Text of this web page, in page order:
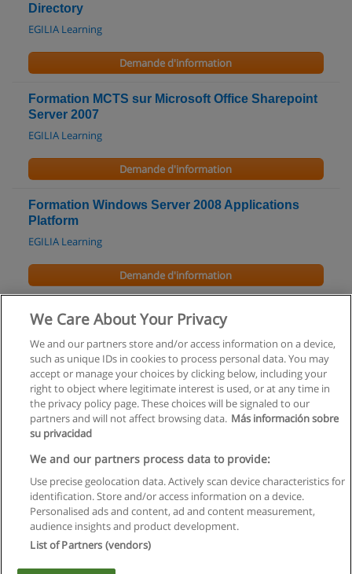
Directory
EGILIA Learning
Demande d'information
Formation MCTS sur Microsoft Office Sharepoint
Server 2007
EGILIA Learning
Demande d'information
Formation Windows Server 2008 Applications
Platform
EGILIA Learning
Demande d'information
Mastère : Conception et architecture de Réseaux
Demande d'information
Règles d'utilisation
Confidentialité des données
Contacter Educaedu
Copyright © Educaedu Business S.L. - CIF : B-95610580: -
We Care About Your Privacy
We and our partners store and/or access information on a device,
such as unique IDs in cookies to process personal data. You may
accept or manage your choices by clicking below, including your
right to object where legitimate interest is used, or at any time in
the privacy policy page. These choices will be signaled to our
partners and will not affect browsing data. Más información sobre
su privacidad
We and our partners process data to provide:
Use precise geolocation data. Actively scan device characteristics for
identification. Store and/or access information on a device.
Personalised ads and content, ad and content measurement,
audience insights and product development.
List of Partners (vendors)